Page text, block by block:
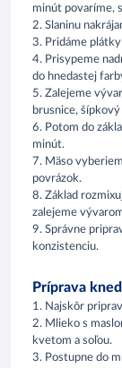
minút povaríme,
2. Slaninu
3. Pridáme
4. Prisypeme
do hnedastej
5. Zalejeme
brusnice,
6. Potom do
minút.
7. Mäso
povrázok.
8. Základ
zalejeme
9. Správne
konzistenciu.
Príprava
1. Najskôr
2. Mlieko s
kvetom a soľou.
3. Postupne do